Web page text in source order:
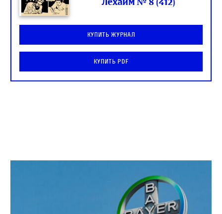
Купить журнал
Купить PDF